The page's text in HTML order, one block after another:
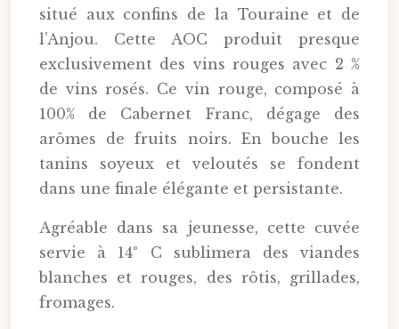
situé aux confins de la Touraine et de
l’Anjou. Cette AOC produit presque
exclusivement des vins rouges avec 2 %
de vins rosés. Ce vin rouge, composé à
100% de Cabernet Franc, dégage des
arômes de fruits noirs. En bouche les
tanins soyeux et veloutés se fondent
dans une finale élégante et persistante.
Agréable dans sa jeunesse, cette cuvée
servie à 14° C sublimera des viandes
blanches et rouges, des rôtis, grillades,
fromages.